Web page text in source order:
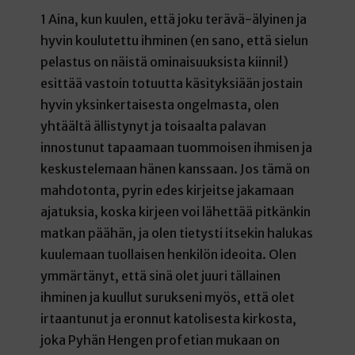
1 Aina, kun kuulen, että joku terävä-älyinen ja
hyvin koulutettu ihminen (en sano, että sielun
pelastus on näistä ominaisuuksista kiinni!)
esittää vastoin totuutta käsityksiään jostain
hyvin yksinkertaisesta ongelmasta, olen
yhtäältä ällistynyt ja toisaalta palavan
innostunut tapaamaan tuommoisen ihmisen ja
keskustelemaan hänen kanssaan. Jos tämä on
mahdotonta, pyrin edes kirjeitse jakamaan
ajatuksia, koska kirjeen voi lähettää pitkänkin
matkan päähän, ja olen tietysti itsekin halukas
kuulemaan tuollaisen henkilön ideoita. Olen
ymmärtänyt, että sinä olet juuri tällainen
ihminen ja kuullut surukseni myös, että olet
irtaantunut ja eronnut katolisesta kirkosta,
joka Pyhän Hengen profetian mukaan on